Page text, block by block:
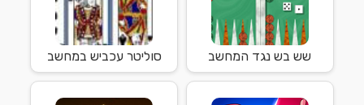
שש בש נגד המחשב סוליטר עכביש במחשב